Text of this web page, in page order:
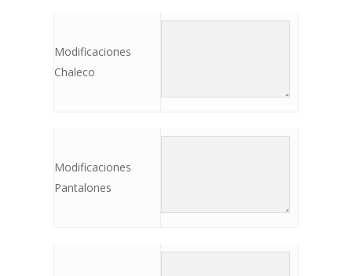
Modificaciones
Chaleco
Modificaciones
Pantalones